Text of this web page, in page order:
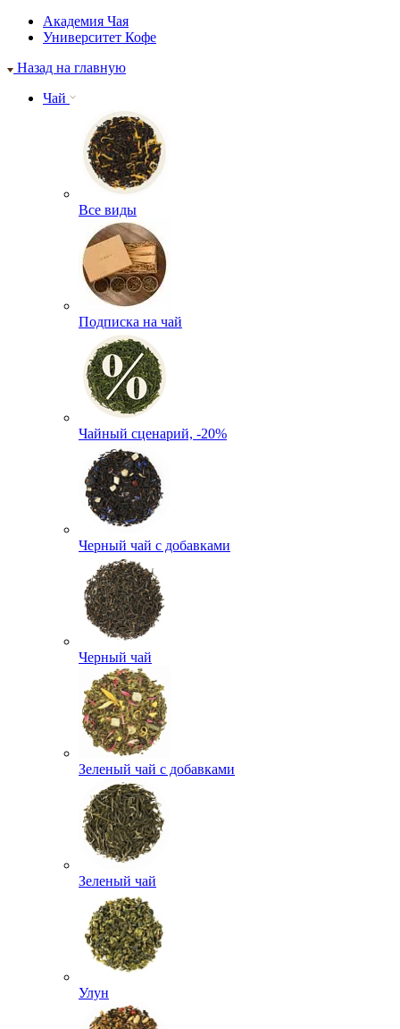
Академия Чая
Университет Кофе
Назад на главную
Чай
Все виды
Подписка на чай
Чайный сценарий, -20%
Черный чай с добавками
Черный чай
Зеленый чай с добавками
Зеленый чай
Улун